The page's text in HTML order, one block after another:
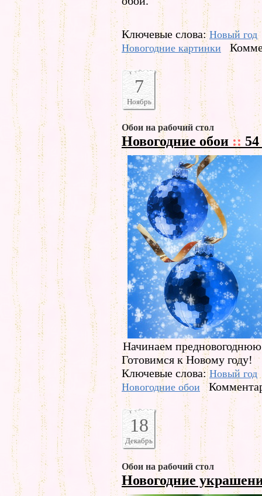
Ключевые слова:Новый год
Новогодние картинки
7
Ноябрь
Обои на рабочий стол
Новогодние обои ::
Начинаем предновогоднюю
Готовимся к Новому году!
Ключевые слова:Новый год
Новогодние обои
18
Декабрь
Обои на рабочий стол
Новогодние